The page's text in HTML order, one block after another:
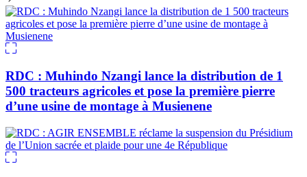
RDC : Muhindo Nzangi lance la distribution de 1
500 tracteurs agricoles et pose la première pierre
d’une usine de montage à Musienene